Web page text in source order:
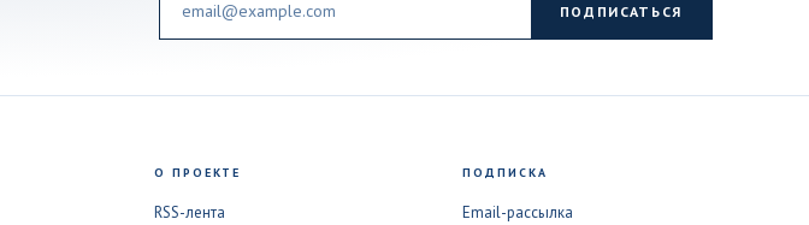
ПОДПИСАТЬСЯ
О ПРОЕКТЕ
RSS-лента
ПОДПИСКА
Email-рассылка